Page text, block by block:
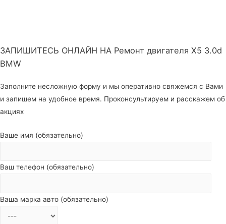
ЗАПИШИТЕСЬ ОНЛАЙН НА Ремонт двигателя X5 3.0d
BMW
Заполните несложную форму и мы оперативно свяжемся с Вами
и запишем на удобное время. Проконсультируем и расскажем об
акциях
Ваше имя (обязательно)
Ваш телефон (обязательно)
Ваша марка авто (обязательно)